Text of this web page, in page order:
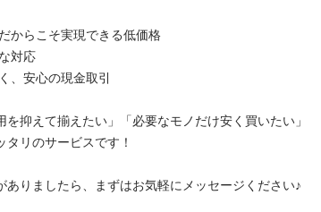
からこそ実現できる低価格
対応
、安心の現金取引
を抑えて揃えたい」「必要なモノだけ安く買いたい」
タリのサービスです！
ありましたら、まずはお気軽にメッセージください♪